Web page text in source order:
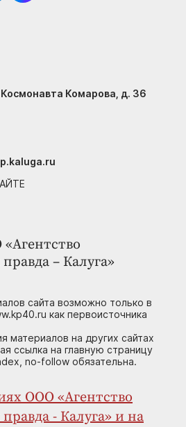
– Калуга»
сайта возможно только в
как первоисточника
материалов на других сайтах
ссылка на главную страницу
no-follow обязательна.
ООО «Агентство
- Калуга» и на
Комарова, д. 36